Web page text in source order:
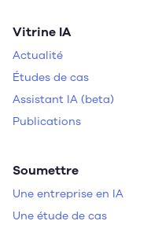
Vitrine IA
Actualité
Études de cas
Assistant IA (beta)
Publications
Soumettre
Une entreprise en IA
Une étude de cas